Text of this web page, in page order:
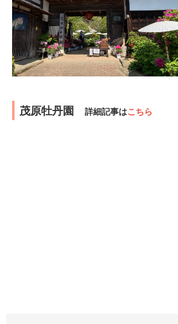
茂原牡丹園 詳細記事はこちら